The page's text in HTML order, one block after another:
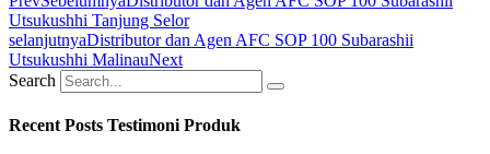
Utsukushhi Tanjung Selor
selanjutnyaDistributor dan Agen AFC SOP 100 Subarashii
Utsukushhi MalinauNext
Search
Recent Posts Testimoni Produk